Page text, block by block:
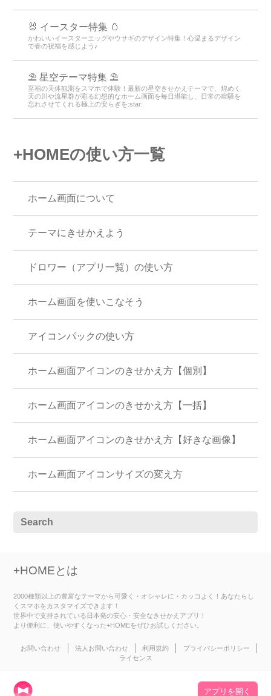
🐰 イースター特集 🥚
かわいいイースターエッグやウサギのデザイン特集！心温まるデザイン
で春の祝福を感じよう♪
⛱️ 星空テーマ特集 ⛱️
至福の天体観測をスマホで体験！最新の星空きせかえテーマで、煌めく
天の川や流星群が彩る幻想的なホーム画面を毎日堪能し、日常の喧騒を
忘れさせてくれる極上の安らぎを:star:️
+HOMEの使い方一覧
ホーム画面について
テーマにきせかえよう
ドロワー（アプリ一覧）の使い方
ホーム画面を使いこなそう
アイコンパックの使い方
ホーム画面アイコンのきせかえ方【個別】
ホーム画面アイコンのきせかえ方【一括】
ホーム画面アイコンのきせかえ方【好きな画像】
ホーム画面アイコンサイズの変え方
+HOMEとは
2000種類以上の豊富なテーマから可愛く・オシャレに・カッコよく！あなたらし
くスマホをカスタマイズできます！
世界中で支持されている日本発の安心・安全なきせかえアプリ！
より便利に、使いやすくなった+HOMEをぜひお試しください。
お問い合わせ 法人お問い合わせ 利用規約
プライバシーポリシー
ライセンス
アプリを開く